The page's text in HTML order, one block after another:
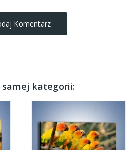
Komentarz
kategorii: